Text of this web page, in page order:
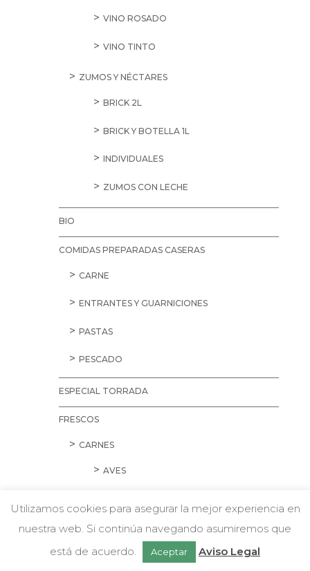
VINO ROSADO
VINO TINTO
ZUMOS Y NÉCTARES
BRICK 2L
BRICK Y BOTELLA 1L
INDIVIDUALES
ZUMOS CON LECHE
BIO
COMIDAS PREPARADAS CASERAS
CARNE
ENTRANTES Y GUARNICIONES
PASTAS
PESCADO
ESPECIAL TORRADA
FRESCOS
CARNES
AVES
CERDO
CORDERO Y CONEJO
w Chatea con nosotros
Utilizamos cookies para asegurar la mejor experiencia en
nuestra web. Si continúa navegando asumiremos que
está de acuerdo.
Aceptar Aviso Legal